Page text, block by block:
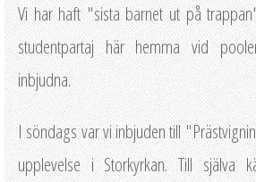
Vi har haft "sista barnet ut på
studentpartaj här hemma vid
inbjudna.
I söndags var vi inbjuden till
upplevelse i Storkyrkan. Till själva